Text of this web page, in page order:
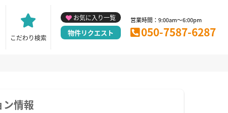
こだわり検索
お気に入り一覧
物件リクエスト
営業時間：9:00am～6:00pm
050-7587-6287
ン情報